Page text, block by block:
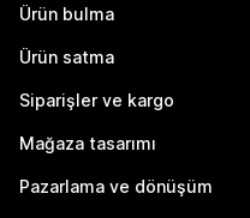
Ürün bulma
Ürün satma
Siparişler ve kargo
Mağaza tasarımı
Pazarlama ve dönüşüm